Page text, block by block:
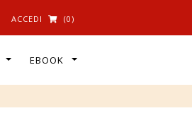
ACCEDI (0)
EBOOK